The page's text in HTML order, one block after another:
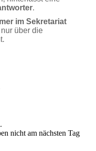
.
im Sekretariat
über die
nicht am nächsten Tag